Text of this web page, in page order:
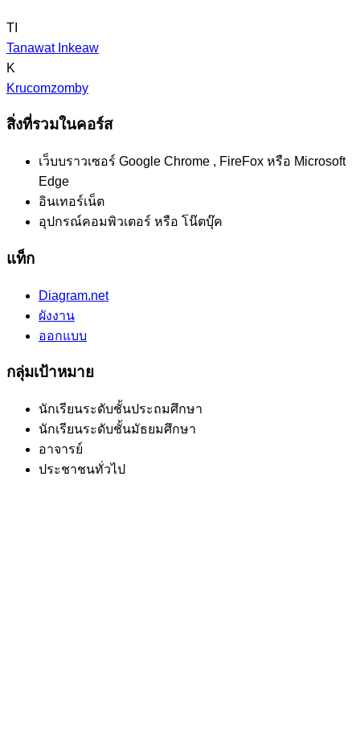
TI
Tanawat Inkeaw
K
Krucomzomby
สิ่งที่รวมในคอร์ส
เว็บบราวเซอร์ Google Chrome , FireFox หรือ Microsoft
Edge
อินเทอร์เน็ต
อุปกรณ์คอมพิวเตอร์ หรือ โน๊ตบุ๊ค
แท็ก
Diagram.net
ผังงาน
ออกแบบ
กลุ่มเป้าหมาย
นักเรียนระดับชั้นประถมศึกษา
นักเรียนระดับชั้นมัธยมศึกษา
อาจารย์
ประชาชนทั่วไป